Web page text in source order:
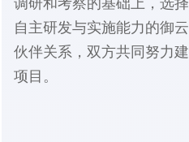
调研和考察的基础上，选
自主研发与实施能力的御
伙伴关系，双方共同努力
项目。